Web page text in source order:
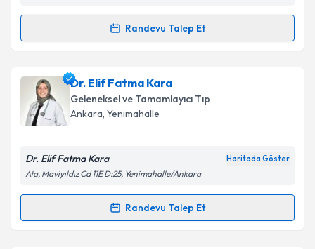
Kişisel verilerimin işlenmesine ilişkinAydınlatma
'ni okudum ve kişisel verilerimin belirtilen
kapsamda işlenmesini kabul ediyorum.
Takvim Talebini Gönder
Randevu Talep Et
Randevu Takvimi Talebi
Dr. Muhammet Eminiçin randevu takvimi talebi
oluşturun. Size bu uzmandan randevu almanız için bir
takvim hazırlandığında e-posta ile bilgilendireceğiz.
Kişisel verilerimin işlenmesine ilişkin
Metni'ni okudum ve kişisel verilerimin belirtilen
Dr. Elif Fatma Kara
Geleneksel ve Tamamlayıcı Tıp
Ankara, Yenimahalle
Dr. Elif Fatma Kara Haritada Göster
Ata, Maviyıldız Cd 11E D:25, Yenimahalle/Ankara
Randevu Talep Et
Randevu Takvimi Talebi